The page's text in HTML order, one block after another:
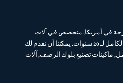
في أمريكا, متخصص في آلات
تصنيع البلوك الأوتوماتيكية بالكامل لـ 20 سنوات. يمكننا أن نقدم لك
ماكينات تصنيع بلوك الرصف, آلات